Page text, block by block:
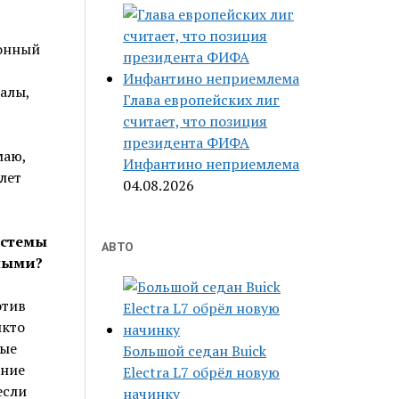
Глава европейских лиг
считает, что позиция
президента ФИФА
Инфантино неприемлема
04.08.2026
АВТО
Большой седан Buick
Electra L7 обрёл новую
начинку